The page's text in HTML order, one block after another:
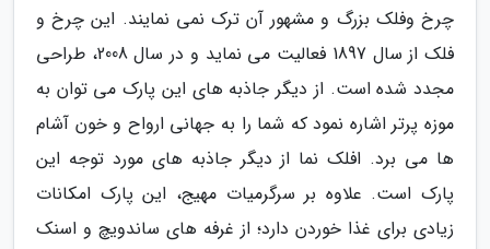
چرخ وفلک بزرگ و مشهور آن ترک نمی نمایند. این چرخ و
فلک از سال 1897 فعالیت می نماید و در سال 2008، طراحی
مجدد شده است. از دیگر جاذبه های این پارک می توان به
موزه پرتر اشاره نمود که شما را به جهانی ارواح و خون آشام
ها می برد. افلک نما از دیگر جاذبه های مورد توجه این
پارک است. علاوه بر سرگرمیات مهیج، این پارک امکانات
زیادی برای غذا خوردن دارد؛ از غرفه های ساندویچ و اسنک